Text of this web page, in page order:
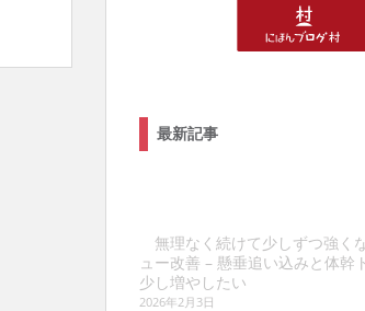
最新記事
無理なく続けて少しずつ強く
ュー改善 – 懸垂追い込みと体幹
少し増やしたい
2026年2月3日